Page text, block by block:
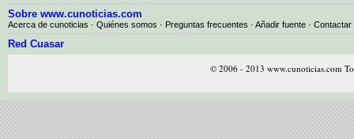
Sobre www.cunoticias.com
Acerca de cunoticias · Quiénes somos · Preguntas frecuentes · Añadir fuente · Contactar
Red Cuasar
© 2006 - 2013 www.cunoticias.com